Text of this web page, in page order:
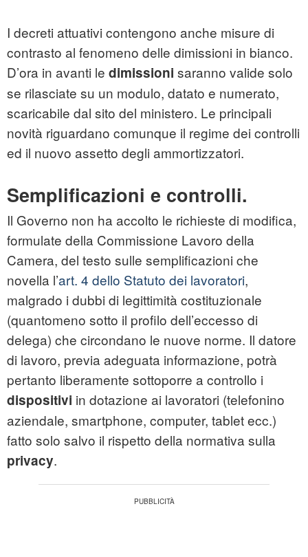
I decreti attuativi contengono anche misure di
contrasto al fenomeno delle dimissioni in bianco.
D’ora in avanti le dimissioni saranno valide solo
se rilasciate su un modulo, datato e numerato,
scaricabile dal sito del ministero. Le principali
novità riguardano comunque il regime dei controlli
ed il nuovo assetto degli ammortizzatori.
Semplificazioni e controlli.
Il Governo non ha accolto le richieste di modifica,
formulate della Commissione Lavoro della
Camera, del testo sulle semplificazioni che
novella l’art. 4 dello Statuto dei lavoratori,
malgrado i dubbi di legittimità costituzionale
(quantomeno sotto il profilo dell’eccesso di
delega) che circondano le nuove norme. Il datore
di lavoro, previa adeguata informazione, potrà
pertanto liberamente sottoporre a controllo i
dispositivi in dotazione ai lavoratori (telefonino
aziendale, smartphone, computer, tablet ecc.)
fatto solo salvo il rispetto della normativa sulla
privacy.